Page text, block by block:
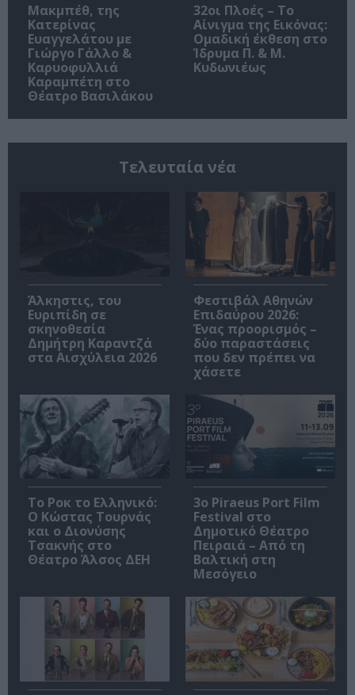
Μακμπέθ, της
Κατερίνας
Ευαγγελάτου με
Γιώργο Γάλλο &
Καρυοφυλλιά
Καραμπέτη στο
Θέατρο Βασιλάκου
32οι Πλοές – Το
Αίνιγμα της Εικόνας:
Ομαδική έκθεση στο
Ίδρυμα Π. & Μ.
Κυδωνιέως
Τελευταία νέα
Άλκηστις, του
Ευριπίδη σε
σκηνοθεσία
Δημήτρη Καραντζά
στα Αισχύλεια 2026
Φεστιβάλ Αθηνών
Επιδαύρου 2026:
Ένας προορισμός –
δύο παραστάσεις
που δεν πρέπει να
χάσετε
Το Ροκ το Ελληνικό:
Ο Κώστας Τουρνάς
και ο Διονύσης
Τσακνής στο
Θέατρο Άλσος ΔΕΗ
3o Piraeus Port Film
Festival στο
Δημοτικό Θέατρο
Πειραιά – Από τη
Βαλτική στη
Μεσόγειο